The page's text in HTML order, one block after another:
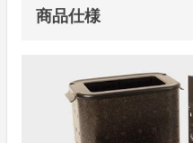
商品仕様